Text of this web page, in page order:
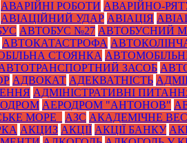
АВАРІЙНІ РОБОТИ АВАРІЙНО-
АВІАЦІЙНИЙ УДАР АВІАЦІЯ
АВТОБУС №27 АВТОБУСНИЙ
АВТОКАТАСТРОФА
СТОЯНКА
ЗАСОБ
АДВОКАТ АДЕКВАТНІСТЬ
АДМІНІСТРАТИВНІ
АЕРОДРОМ "АНТОНОВ"
МОРЕ_ АЗС АКАДЕМІЧНЕ
АКЦИЗ АКЦІЇ АКЦІЇ БАНКУ